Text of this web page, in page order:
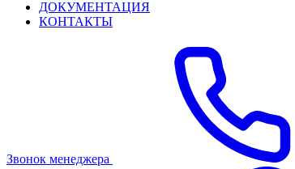
ДОКУМЕНТАЦИЯ
КОНТАКТЫ
Звонок менеджера